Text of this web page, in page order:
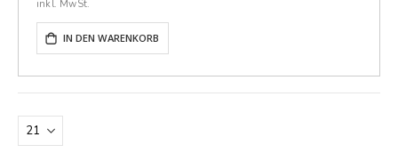
IN DEN WARENKORB